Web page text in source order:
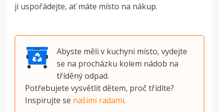
ji uspořádejte, ať máte místo na nákup.
Abyste měli v kuchyni místo, vydejte
se na procházku kolem nádob na
tříděný odpad.
Potřebujete vysvětlit dětem, proč třídíte?
Inspirujte se našimi radami.